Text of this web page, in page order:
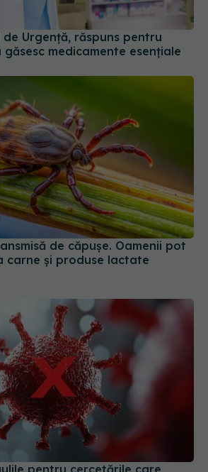
de Urgență, răspuns pentru
medicamente esențiale
de căpușe. Oamenii pot
carne și produse lactate
pentru cercetările care